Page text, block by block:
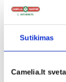
Sutikimas
Camelia.lt
skrandyje
Magnesium